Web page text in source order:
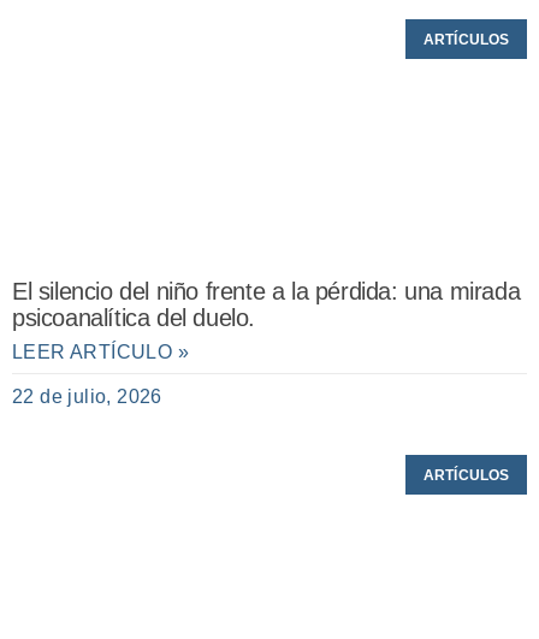
ARTÍCULOS
El silencio del niño frente a la pérdida: una mirada
psicoanalítica del duelo.
LEER ARTÍCULO »
22 de julio, 2026
ARTÍCULOS